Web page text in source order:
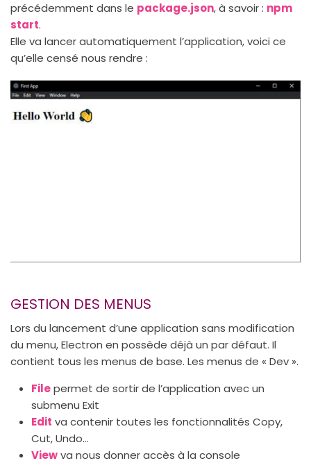
précédemment dans le package.json, à savoir : npm
start.
Elle va lancer automatiquement l’application, voici ce
qu’elle censé nous rendre :
GESTION DES MENUS
Lors du lancement d’une application sans modification
du menu, Electron en possède déjà un par défaut. Il
contient tous les menus de base. Les menus de « Dev ».
Filepermet de sortir de l’application avec un
submenu Exit
Edit va contenir toutes les fonctionnalités Copy,
Cut, Undo…
Viewva nous donner accès à la console